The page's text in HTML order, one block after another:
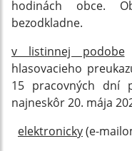
hodinách obce.
bezodkladne.
v listinnej podobe
hlasovacieho
15 pracovných dní
najneskôr 20. mája
elektronicky(e-